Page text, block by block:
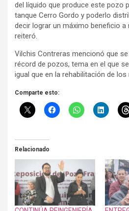
del líquido que produce este pozo
tanque Cerro Gordo y poderlo
decir lograr un máximo beneficio a
reiteró.
Vilchis Contreras mencionó que
récord de pozos, tema en el que
igual que en la rehabilitación de
Comparte esto:
Relacionado